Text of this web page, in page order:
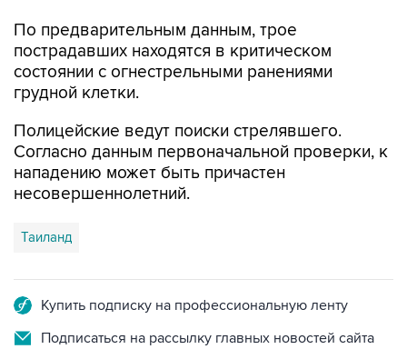
По предварительным данным, трое
пострадавших находятся в критическом
состоянии с огнестрельными ранениями
грудной клетки.
Полицейские ведут поиски стрелявшего.
Согласно данным первоначальной проверки, к
нападению может быть причастен
несовершеннолетний.
Таиланд
Купить подписку на профессиональную ленту
Подписаться на рассылку главных новостей сайта